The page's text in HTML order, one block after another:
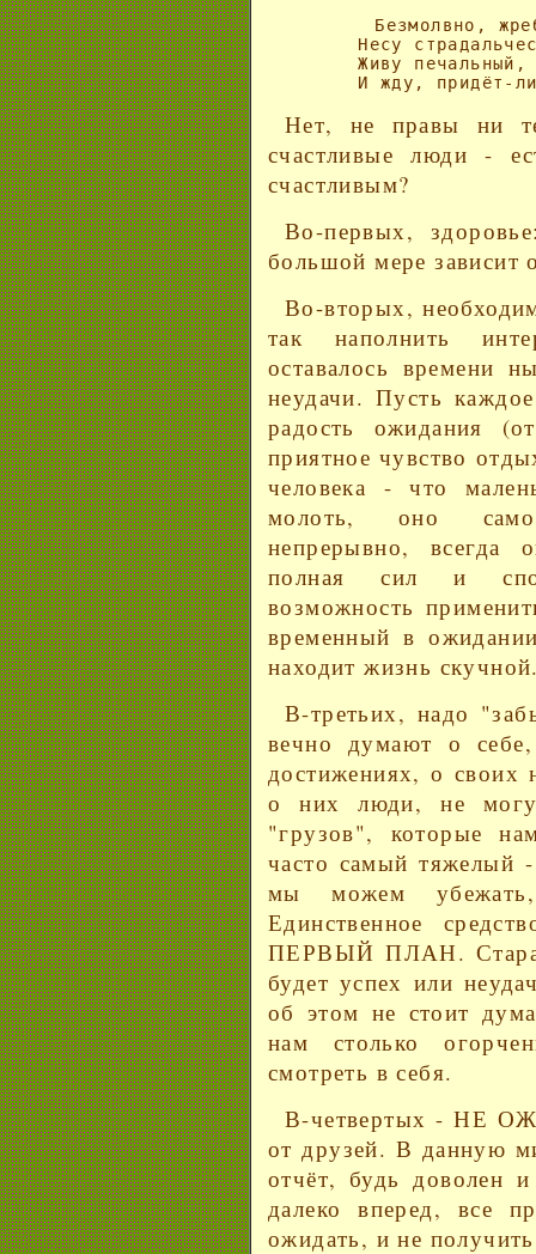
Безмолвно,
Несу
Живу печальный,
Нет, не правы ни
счастливые люди -
счастливым?
Во-первых,
большой мере зависит
Во-вторых,
так наполнить
оставалось времени
неудачи. Пусть
радость ожидания
приятное чувство
человека - что
молоть, оно само
непрерывно,
полная сил и
возможность
временный в
находит жизнь
В-третьих, надо
вечно думают о
достижениях, о своих
о них люди, не
"грузов", которые
часто самый тяжелый
мы можем
Единственное
ПЕРВЫЙ ПЛАН.
будет успех или
об этом не стоит
нам столько
смотреть в себя.
В-четвертых - НЕ
от друзей. В данную
отчёт, будь доволен
далеко вперед, все
ожидать, и не